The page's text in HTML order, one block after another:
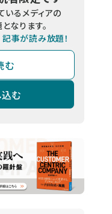
いるメディアの
なります。
記事が読み放題！
む
む